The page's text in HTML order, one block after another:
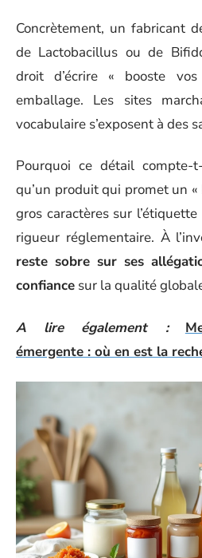
Concrètement, un fabricant
de Lactobacillus ou de
droit d’écrire « booste
emballage. Les sites
vocabulaire s’exposent à des
Pourquoi ce détail
qu’un produit qui promet un
gros caractères sur
rigueur réglementaire. À
reste sobre sur ses
confiance sur la qualité
A lire également :
émergente : où en est la